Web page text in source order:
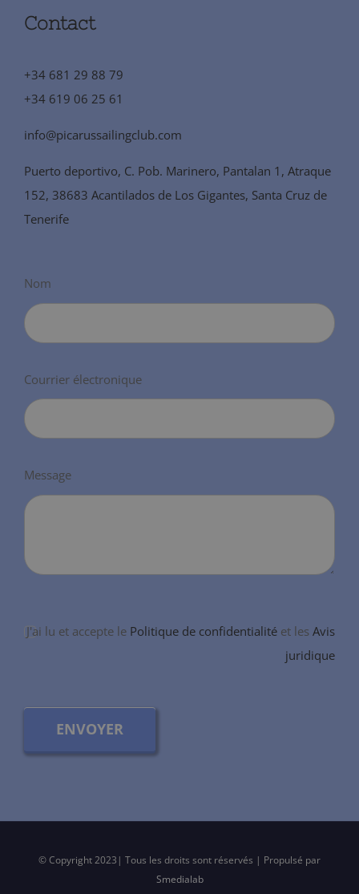
Contact
+34 681 29 88 79
+34 619 06 25 61
info@picarussailingclub.com
Puerto deportivo, C. Pob. Marinero, Pantalan 1, Atraque
152, 38683 Acantilados de Los Gigantes, Santa Cruz de
Tenerife
Nom
Courrier électronique
Message
J'ai lu et accepte le Politique de confidentialité et lesAvis
juridique
ENVOYER
© Copyright 2023| Tous les droits sont réservés | Propulsé par
Smedialab